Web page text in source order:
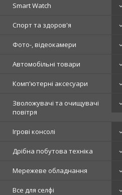
Smart Watch
Спорт та здоров'я
Фото-, відеокамери
Автомобільні товари
Комп'ютерні аксесуари
Зволожувачі та очищувачі
повітря
Ігрові консолі
Дрібна побутова техніка
Мережеве обладнання
Все для селфі